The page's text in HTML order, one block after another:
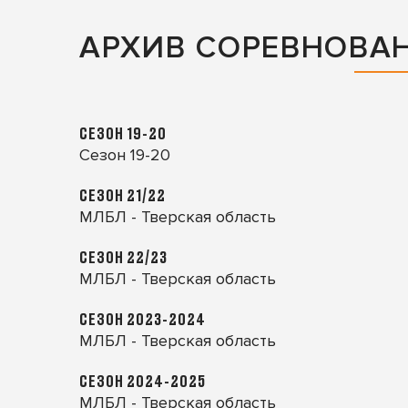
АРХИВ
СЕЗОН 19-20
Сезон 19-20
СЕЗОН 21/22
МЛБЛ - Тверская область
СЕЗОН 22/23
МЛБЛ - Тверская область
СЕЗОН 2023-2024
МЛБЛ - Тверская область
СЕЗОН 2024-2025
МЛБЛ - Тверская область